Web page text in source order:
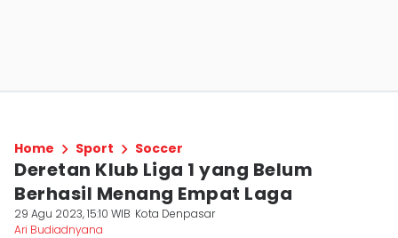
Home Sport Soccer
Deretan Klub Liga 1 yang Belum
Berhasil Menang Empat Laga
29 Agu 2023, 15:10 WIB Kota Denpasar
Ari Budiadnyana